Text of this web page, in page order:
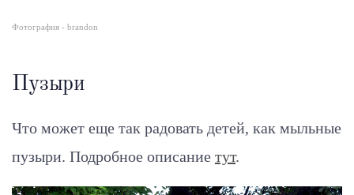
Фотография - brandon
Пузыри
Что может еще так радовать детей, как мыльные
пузыри. Подробное описание тут.